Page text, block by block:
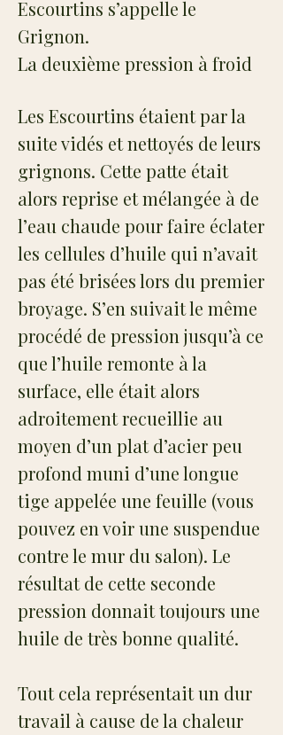
Escourtins s’appelle le
Grignon.
La deuxième pression à froid
Les Escourtins étaient par la
suite vidés et nettoyés de leurs
grignons. Cette patte était
alors reprise et mélangée à de
l’eau chaude pour faire éclater
les cellules d’huile qui n’avait
pas été brisées lors du premier
broyage. S’en suivait le même
procédé de pression jusqu’à ce
que l’huile remonte à la
surface, elle était alors
adroitement recueillie au
moyen d’un plat d’acier peu
profond muni d’une longue
tige appelée une feuille (vous
pouvez en voir une suspendue
contre le mur du salon). Le
résultat de cette seconde
pression donnait toujours une
huile de très bonne qualité.
Tout cela représentait un dur
travail à cause de la chaleur